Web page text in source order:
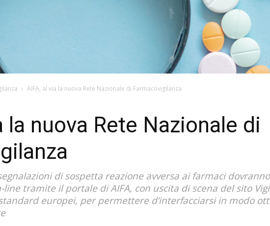
AIFA, al via la nuova Rete Nazionale di Farmacovigilanza
la nuova Rete Nazionale di
di sospetta reazione avversa ai farmaci
line tramite il portale di AIFA, con uscita di scena del sito
europei, per permettere d’interfacciarsi in modo